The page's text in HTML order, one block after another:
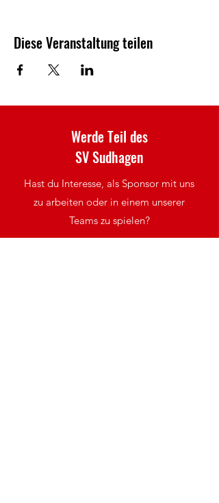
Diese Veranstaltung teilen
Werde Teil des
SV Sudhagen
Hast du Interesse, als Sponsor mit uns
zu arbeiten oder in einem unserer
Teams zu spielen?